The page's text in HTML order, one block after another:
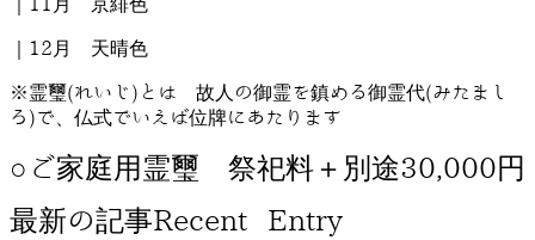
｜11月 京緋色
｜12月 天晴色
※霊璽(れいじ)とは 故人の御霊を鎮める御霊代(みたまし
ろ)で、仏式でいえば位牌にあたります
○ご家庭用霊璽 祭祀料＋別途30,000円
最新の記事Recent Entry